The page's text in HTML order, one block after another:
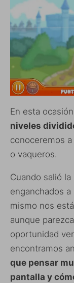
En esta ocasión
niveles
conoceremos
o vaqueros.
Cuando salió
enganchados
mismo nos
aunque
oportunidad
encontramos
que pensar
pantalla y